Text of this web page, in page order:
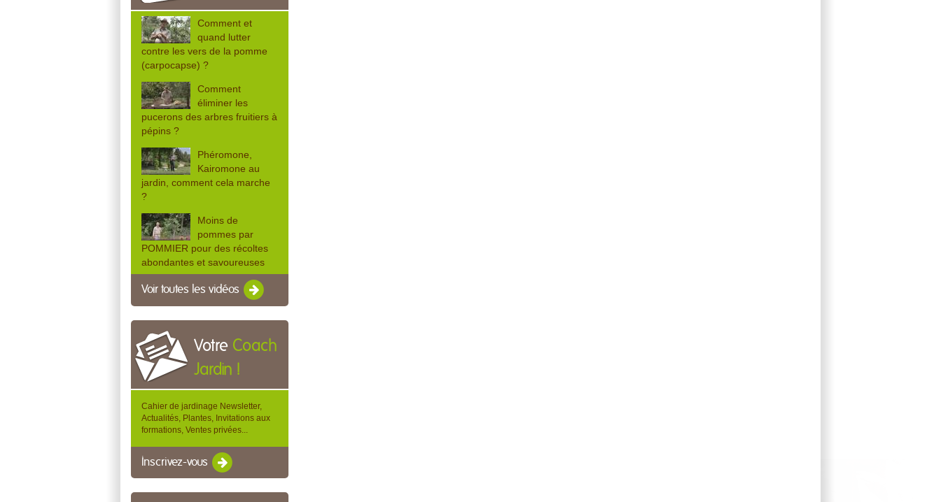
Comment et
quand lutter
contre les vers de la pomme
(carpocapse) ?
Comment
éliminer les
pucerons des arbres fruitiers à
pépins ?
Phéromone,
Kairomone au
jardin, comment cela marche
?
Moins de
pommes par
POMMIER pour des récoltes
abondantes et savoureuses
Voir toutes les vidéos
Votre Coach
Jardin !
Cahier de jardinage Newsletter,
Actualités, Plantes, Invitations aux
formations, Ventes privées...
Inscrivez-vous